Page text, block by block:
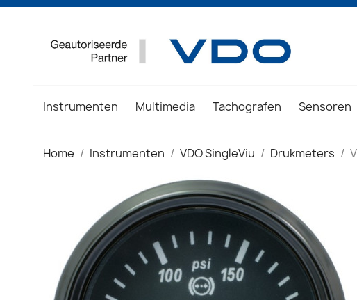
Instrumenten Multimedia Tachografen Sensoren
Home Instrumenten VDO SingleViu Drukmeters